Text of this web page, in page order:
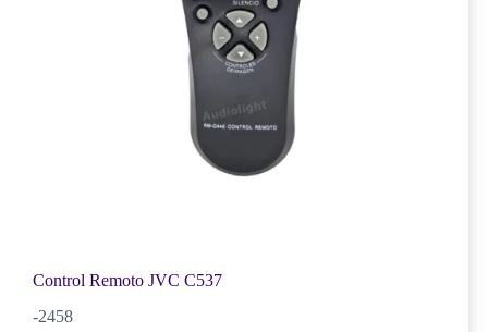
Control Remoto JVC C537
-2458